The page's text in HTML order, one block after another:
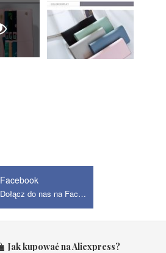
Facebook
Dołącz do nas na Facebook
Jak kupować na Aliexpress?